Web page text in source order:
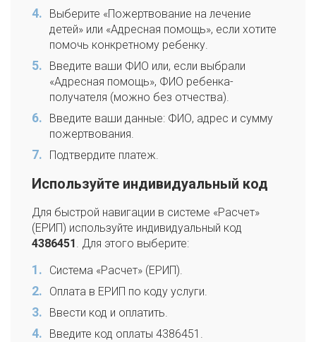
Выберите «Пожертвование на лечение
детей» или «Адресная помощь», если хотите
помочь конкретному ребенку.
Введите ваши ФИО или, если выбрали
«Адресная помощь», ФИО ребенка-
получателя (можно без отчества).
Введите ваши данные: ФИО, адрес и сумму
пожертвования.
Подтвердите платеж.
Используйте индивидуальный код
Для быстрой навигации в системе «Расчет»
(ЕРИП) используйте индивидуальный код
4386451. Для этого выберите:
Система «Расчет» (ЕРИП).
Оплата в ЕРИП по коду услуги.
Ввести код и оплатить.
Введите код оплаты 4386451.